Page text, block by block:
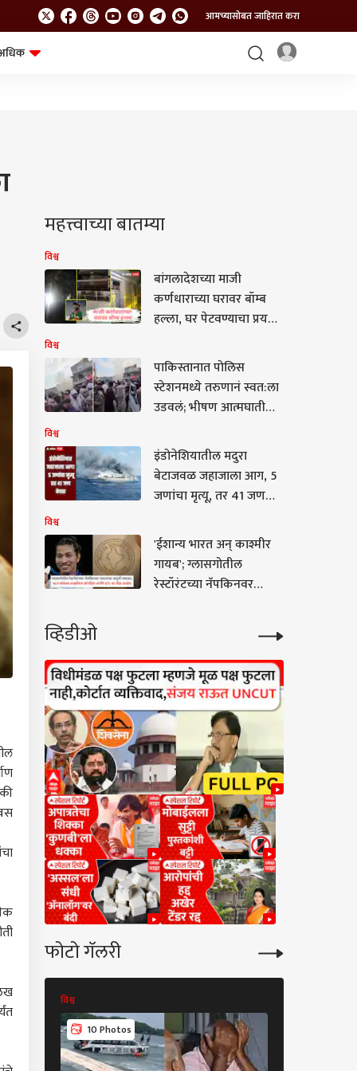
आमच्यासोबत जाहिरात करा
महत्त्वाच्या बातम्या
विश्व
बांगलादेशच्या माजी
कर्णधाराच्या घरावर बॉम्ब
हल्ला, घर पेटवण्याचा प्रयत्न;
दिल्ली कनेक्शन
विश्व
पाकिस्तानात पोलिस
स्टेशनमध्ये तरुणानं स्वत:ला
उडवलं; भीषण आत्मघाती
जणांच्या चिंधड्या, 22
जखमी, दहशतवादाविरोधात
रॅली सुरु असतानाच रक्तपात
विश्व
इंडोनेशियातील मदुरा
बेटाजवळ जहाजाला आग, 5
जणांचा मृत्यू, तर 41 जण
वाचवण्यात यश
विश्व
'ईशान्य भारत अन् काश्मीर
गायब'; ग्लासगोतील
रेस्टॉरंटच्या नॅपकिनवर
बोर्गोहेन आणि BFI चा तीव्र
आक्षेप
व्हिडीओ
फोटो गॅलरी
विश्व
10 Photos